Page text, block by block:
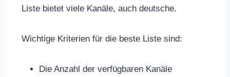
Liste bietet viele Kanäle, auch deutsche.
Wichtige Kriterien für die beste Liste sind:
Die Anzahl der verfügbaren Kanäle